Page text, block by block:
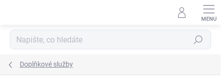
Hledat
Doplňkové služby